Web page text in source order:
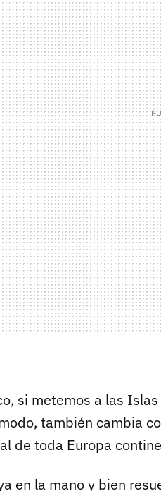
si metemos a las
también cambia
de toda Europa
en la mano y bien